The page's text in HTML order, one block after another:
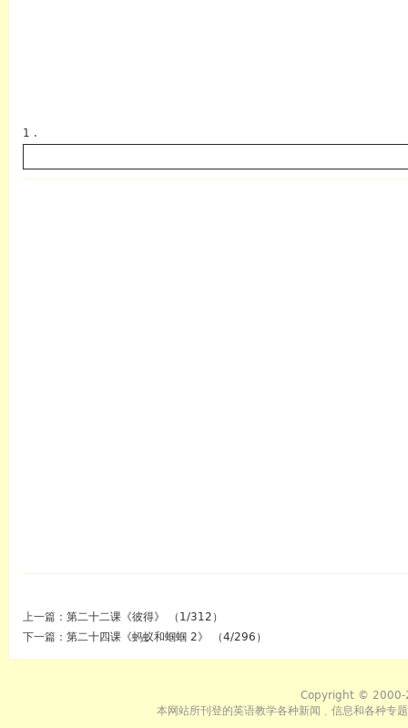
1 .
上一篇： 第二十二课《彼得》 （1/312）
下一篇： 第二十四课《蚂蚁和蝈蝈 2》 （4/296）
Copyright © 2000-
本网站所刊登的英语教学各种新闻﹑信息和各种专